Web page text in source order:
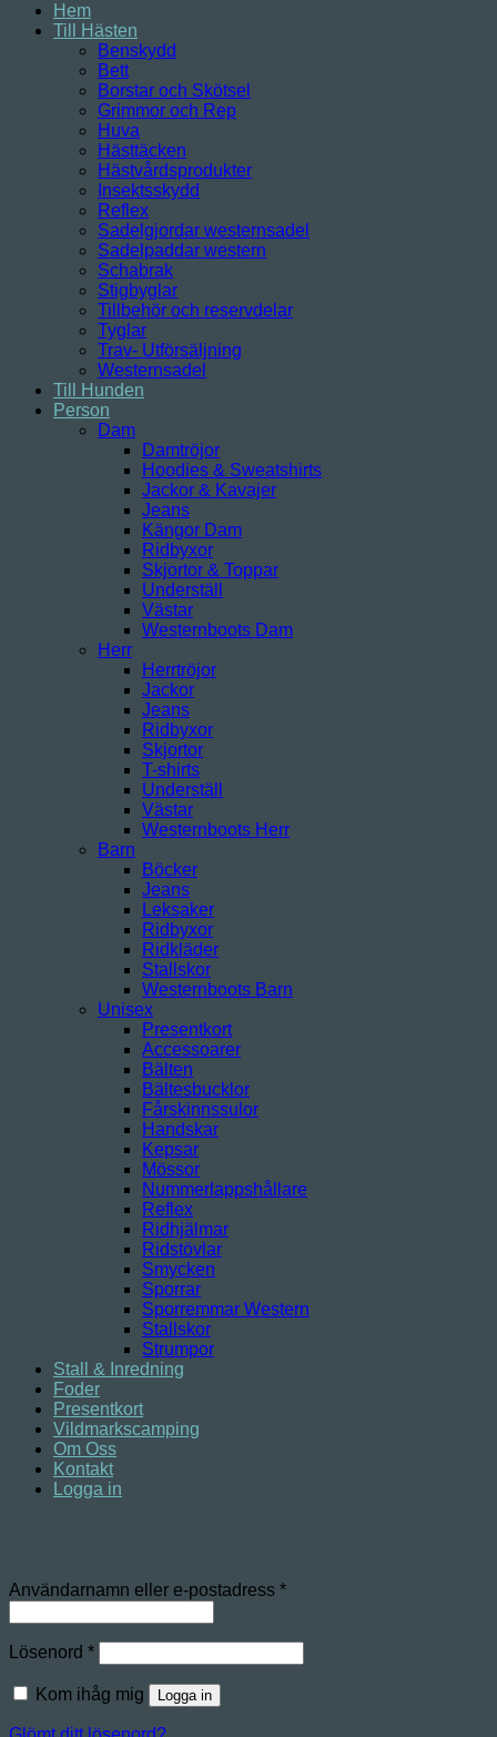
Hem
Till Hästen
Benskydd
Bett
Borstar och Skötsel
Grimmor och Rep
Huva
Hästtäcken
Hästvårdsprodukter
Insektsskydd
Reflex
Sadelgjordar westernsadel
Sadelpaddar western
Schabrak
Stigbyglar
Tillbehör och reservdelar
Tyglar
Trav- Utförsäljning
Westernsadel
Till Hunden
Person
Dam
Damtröjor
Hoodies & Sweatshirts
Jackor & Kavajer
Jeans
Kängor Dam
Ridbyxor
Skjortor & Toppar
Underställ
Västar
Westernboots Dam
Herr
Herrtröjor
Jackor
Jeans
Ridbyxor
Skjortor
T-shirts
Underställ
Västar
Westernboots Herr
Barn
Böcker
Jeans
Leksaker
Ridbyxor
Ridkläder
Stallskor
Westernboots Barn
Unisex
Presentkort
Accessoarer
Bälten
Bältesbucklor
Fårskinnssulor
Handskar
Kepsar
Mössor
Nummerlappshållare
Reflex
Ridhjälmar
Ridstövlar
Smycken
Sporrar
Sporremmar Western
Stallskor
Strumpor
Stall & Inredning
Foder
Presentkort
Vildmarkscamping
Om Oss
Kontakt
Logga in
Användarnamn eller e-postadress *Obligatoriskt
Lösenord *Obligatoriskt
Kom ihåg mig Logga in